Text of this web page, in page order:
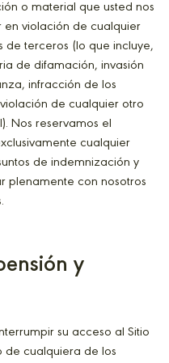
o material que usted nos
en violación de cualquier
de terceros (lo que incluye,
de difamación, invasión
infracción de los
de cualquier otro
Nos reservamos el
cualquier
de indemnización y
plenamente con nosotros
y
su acceso al Sitio
cualquiera de los